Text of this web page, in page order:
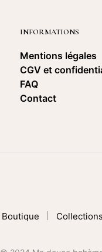
INFORMATIONS
Mentions légales
CGV et
FAQ
Contact
Boutique